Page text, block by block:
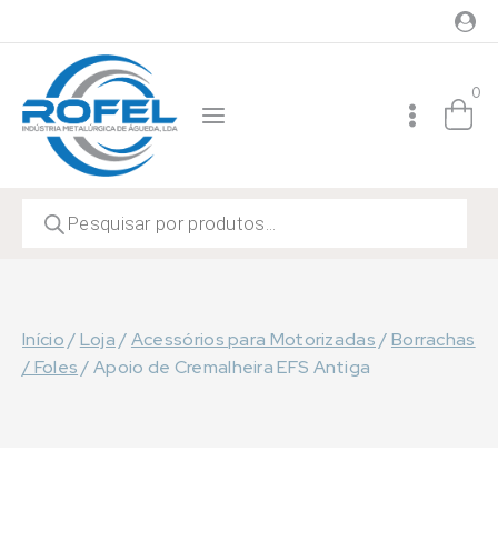
to
content
0
search
Início/Loja /Acessórios para Motorizadas /Borrachas
/ Foles /Apoio de Cremalheira EFS Antiga